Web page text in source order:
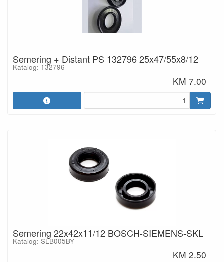
Semering + Distant PS 132796 25x47/55x8/12
Katalog: 132796
KM 7.00
Semering 22x42x11/12 BOSCH-SIEMENS-SKL
Katalog: SLB005BY
KM 2.50